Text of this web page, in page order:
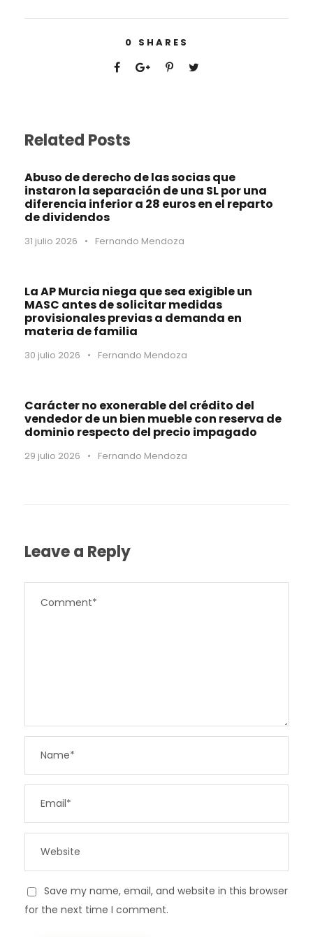
0 SHARES
Related Posts
Abuso de derecho de las socias que
instaron la separación de una SL por una
diferencia inferior a 28 euros en el reparto
de dividendos
31 julio 2026 • Fernando Mendoza
La AP Murcia niega que sea exigible un
MASC antes de solicitar medidas
provisionales previas a demanda en
materia de familia
30 julio 2026 • Fernando Mendoza
Carácter no exonerable del crédito del
vendedor de un bien mueble con reserva de
dominio respecto del precio impagado
29 julio 2026 • Fernando Mendoza
Leave a Reply
Save my name, email, and website in this browser
for the next time I comment.